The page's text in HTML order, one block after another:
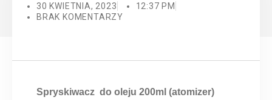
30 KWIETNIA, 2023
12:37 PM
BRAK KOMENTARZY
Spryskiwacz do oleju 200ml (atomizer)